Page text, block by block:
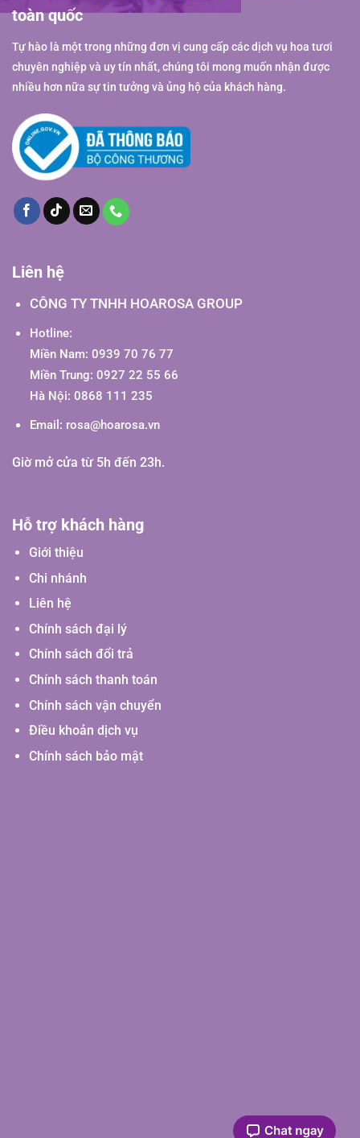
toàn quốc
Tự hào là một trong những đơn vị cung cấp các dịch vụ hoa tươi
chuyên nghiệp và uy tín nhất, chúng tôi mong muốn nhận được
nhiều hơn nữa sự tin tưởng và ủng hộ của khách hàng.
Liên hệ
CÔNG TY TNHH HOAROSA GROUP
Hotline:
Miền Nam: 0939 70 76 77
Miền Trung: 0927 22 55 66
Hà Nội: 0868 111 235
Email: rosa@hoarosa.vn
Giờ mở cửa từ 5h đến 23h.
Hỗ trợ khách hàng
Giới thiệu
Chi nhánh
Liên hệ
Chính sách đại lý
Chính sách đổi trả
Chính sách thanh toán
Chính sách vận chuyển
Điều khoản dịch vụ
Chính sách bảo mật